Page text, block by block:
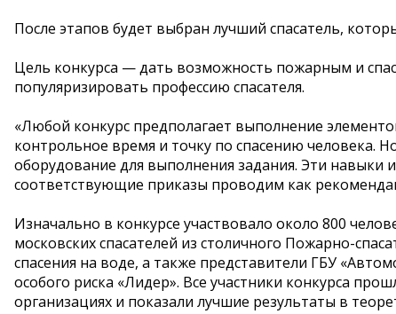
После этапов будет выбран лучший спасатель,
Цель конкурса — дать возможность пожарным и
популяризировать профессию спасателя.
«Любой конкурс предполагает выполнение
контрольное время и точку по спасению человека.
оборудование для выполнения задания. Эти
соответствующие приказы проводим как
Изначально в конкурсе участвовало около 800
московских спасателей из столичного Пожарно-
спасения на воде, а также представители ГБУ
особого риска «Лидер». Все участники конкурса
организациях и показали лучшие результаты в